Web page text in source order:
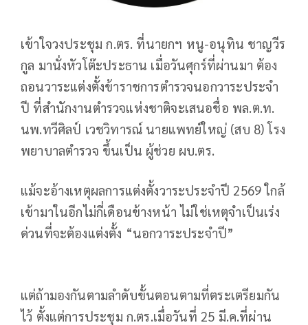
เข้าใจวงประชุม ก.ตร. ที่นายกฯ หนู-อนุทิน ชาญวีร
กูล มานั่งหัวโต๊ะประธาน เมื่อวันศุกร์ที่ผ่านมา ต้อง
ถอนวาระแต่งตั้งข้าราชการตำรวจนอกวาระประจำ
ปี ที่สำนักงานตำรวจแห่งชาติจะเสนอชื่อ พล.ต.ท.
นพ.ทวีศิลป์ เวชวิทารณ์ นายแพทย์ใหญ่ (สบ 8) โรง
พยาบาลตำรวจ ขึ้นเป็น ผู้ช่วย ผบ.ตร.
แม้จะอ้างเหตุผลการแต่งตั้งวาระประจำปี 2569 ใกล้
เข้ามาในอีกไม่กี่เดือนข้างหน้า ไม่ใช่เหตุจำเป็นเร่ง
ด่วนที่จะต้องแต่งตั้ง “นอกวาระประจำปี”
แต่ถ้ามองกันตามลำดับขั้นตอนตามที่ตระเตรียมกัน
ไว้ ตั้งแต่การประชุม ก.ตร.เมื่อวันที่ 25 มี.ค.ที่ผ่าน